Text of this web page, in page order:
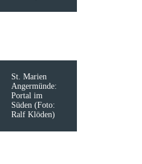
St. Marien
Angermünde:
Portal im
Süden (Foto:
Ralf Klöden)